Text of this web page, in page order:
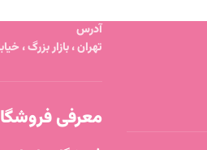
آدرس
تهران ، بازار بزرگ ،
معرفی